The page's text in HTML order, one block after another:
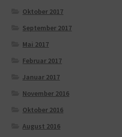
Oktober 2017
September 2017
Mai 2017
Februar 2017
Januar 2017
November 2016
Oktober 2016
August 2016